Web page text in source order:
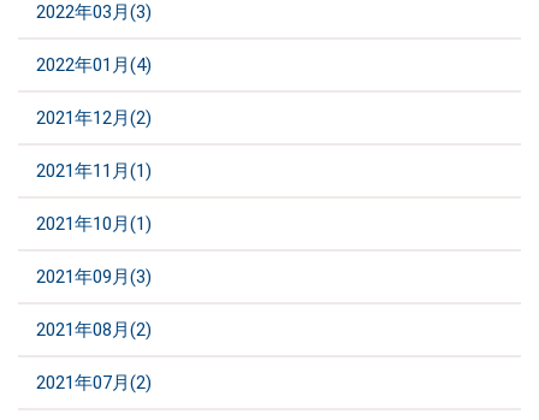
2022年03月(3)
2022年01月(4)
2021年12月(2)
2021年11月(1)
2021年10月(1)
2021年09月(3)
2021年08月(2)
2021年07月(2)